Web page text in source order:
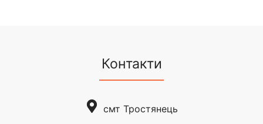
Контакти
смт Тростянець